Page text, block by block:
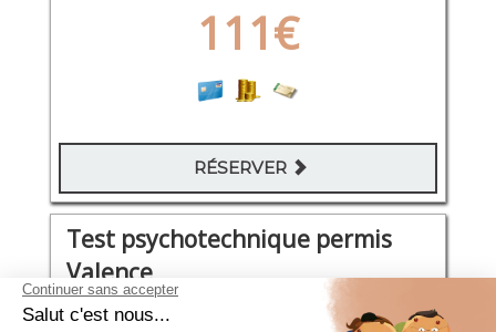
111€
RÉSERVER
Test psychotechnique permis
Valence
Avenue Félix Faure 25